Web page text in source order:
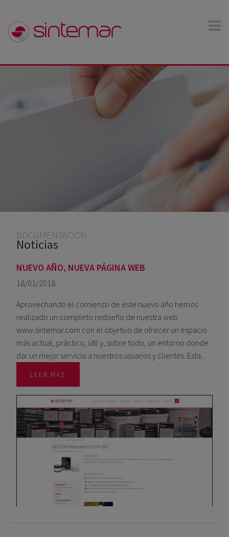
Usted está aquí
DOCUMENTACIÓN
Noticias
NUEVO AÑO, NUEVA PÁGINA WEB
18/01/2018
Aprovechando el comienzo de este nuevo año hemos
realizado un completo rediseño de nuestra web
www.sintemar.com con el objetivo de ofrecer un espacio
más actual, práctico, útil y, sobre todo, un entorno donde
dar un mejor servicio a nuestros usuarios y clientes. Esta...
LEER MÁS